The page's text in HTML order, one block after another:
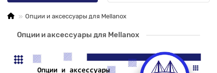
Опции и аксессуары для Mellanox
Опции и аксессуары для Mellanox